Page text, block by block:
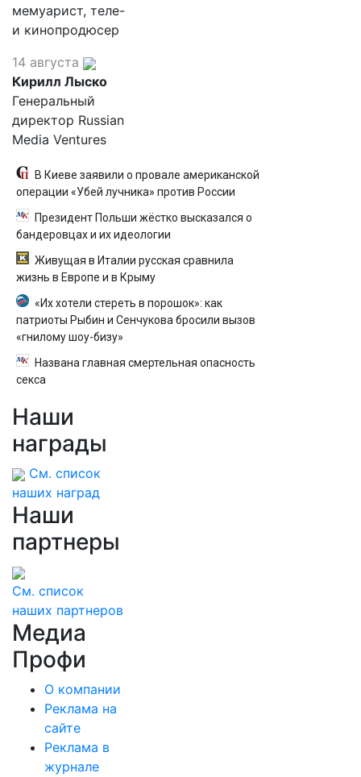
мемуарист, теле-
и кинопродюсер
14 августа
Кирилл Лыско
Генеральный
директор Russian
Media Ventures
В Киеве заявили о провале американской
операции «Убей лучника» против России
Президент Польши жёстко высказался о
бандеровцах и их идеологии
Живущая в Италии русская сравнила
жизнь в Европе и в Крыму
«Их хотели стереть в порошок»: как
патриоты Рыбин и Сенчукова бросили вызов
«гнилому шоу-бизу»
Названа главная смертельная опасность
секса
Наши
награды
См. список
наших наград
Наши
партнеры
См. список
наших партнеров
Медиа
Профи
О компании
Реклама на
сайте
Реклама в
журнале